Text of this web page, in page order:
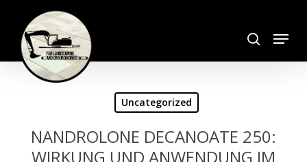
main
content
Menu
Uncategorized
NANDROLONE DECANOATE 250:
WIRKUNG UND ANWENDUNG IM
Close
Menu